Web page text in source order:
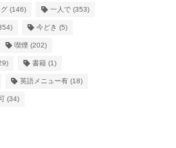
(146) 一人で(353)
今どき (5)
喫煙(202)
書籍(1)
英語メニュー有(18)
(34)